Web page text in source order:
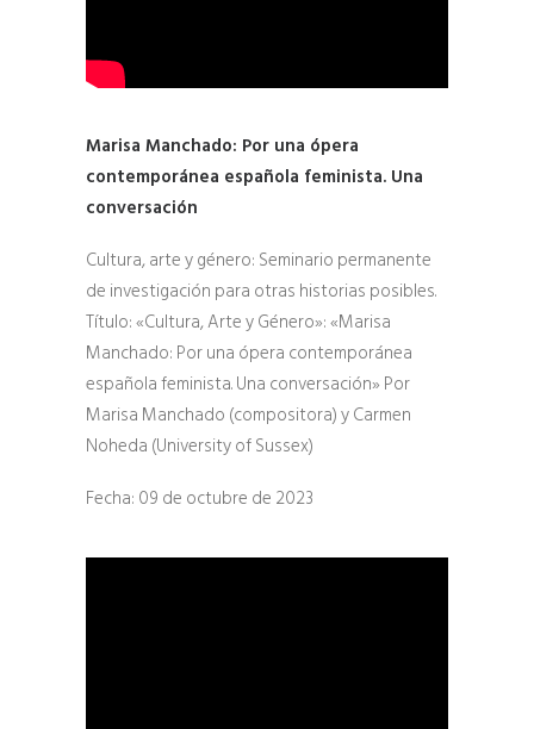
Marisa Manchado: Por una ópera
contemporánea española feminista. Una
conversación
Cultura, arte y género: Seminario permanente
de investigación para otras historias posibles.
Título: «Cultura, Arte y Género»: «Marisa
Manchado: Por una ópera contemporánea
española feminista. Una conversación» Por
Marisa Manchado (compositora) y Carmen
Noheda (University of Sussex)
Fecha: 09 de octubre de 2023